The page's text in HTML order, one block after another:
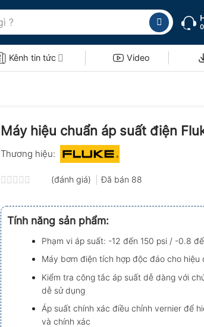
Kênh tin tức Video
Máy hiệu chuẩn áp suất điện
Thương hiệu:
xếp
hạng
0.0
5
sao
(đánh giá) Đã bán 88
Tính năng sản phẩm:
Phạm vi áp suất: -12 đến 150 psi / -0.8
Máy bơm điện tích hợp độc đáo cho hiệu
Kiểm tra công tắc áp suất dễ dàng với
dễ sử dụng
Áp suất chính xác điều chỉnh vernier để
và chính xác